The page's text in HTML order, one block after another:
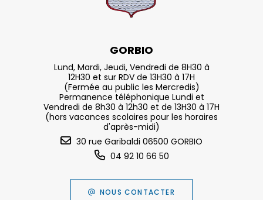
GORBIO
Lund, Mardi, Jeudi, Vendredi de 8H30 à
12H30 et sur RDV de 13H30 à 17H
(Fermée au public les Mercredis)
Permanence téléphonique Lundi et
Vendredi de 8h30 à 12h30 et de 13H30 à 17H
(hors vacances scolaires pour les horaires
d'après-midi)
30 rue Garibaldi 06500 GORBIO
04 92 10 66 50
NOUS CONTACTER